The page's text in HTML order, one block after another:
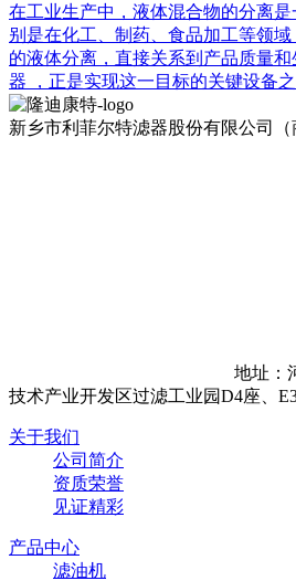
在工业生产中，液体混合物的分离
别是在化工、制药、食品加工等领
的液体分离，直接关系到产品质量
器 ，正是实现这一目标的关键设备之
新乡市利菲尔特滤器股份有限公司（
地址：
技术产业开发区过滤工业园D4座、
关于我们
公司简介
资质荣誉
见证精彩
产品中心
滤油机